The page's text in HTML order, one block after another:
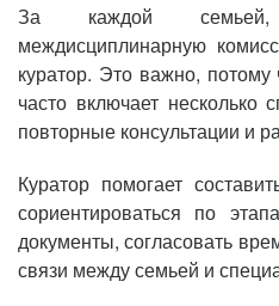
За каждой семьей,
междисциплинарную
куратор. Это важно,
часто включает несколько
повторные консультации и
Куратор помогает
сориентироваться по
документы, согласовать
связи между семьей и